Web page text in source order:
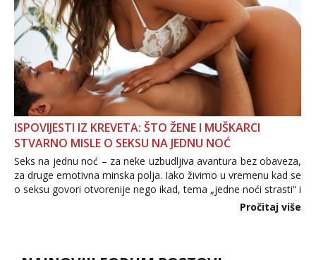
ISPOVIJESTI IZ KREVETA: ŠTO ŽENE I MUŠKARCI
STVARNO MISLE O SEKSU NA JEDNU NOĆ
Seks na jednu noć – za neke uzbudljiva avantura bez obaveza,
za druge emotivna minska polja. Iako živimo u vremenu kad se
o seksu govori otvorenije nego ikad, tema „jedne noći strasti“ i
dalje izaziva burne rasprave. Što zapravo misle žene, a što
Pročitaj više